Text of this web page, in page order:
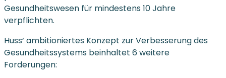
Gesundheitswesen für mindestens 10 Jahre
verpflichten.
Huss‘ ambitioniertes Konzept zur Verbesserung des
Gesundheitssystems beinhaltet 6 weitere
Forderungen: